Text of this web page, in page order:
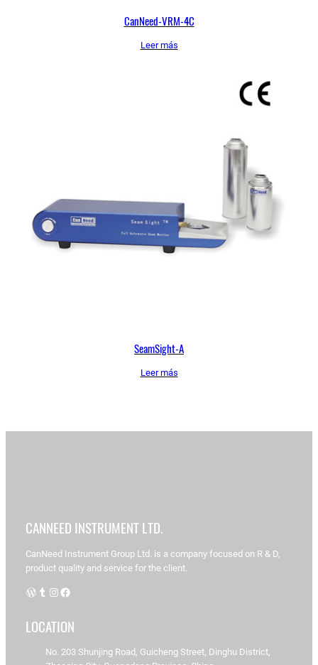
CanNeed-VRM-4C
Leer más
SeamSight-A
Leer más
CANNEED INSTRUMENT LTD.
CanNeed Instrument Group Ltd. is a company focused on R & D,
product quality and service for the client.
WordPress Instagram Facebook
LOCATION
No. 203 Shunjing Road, Guicheng Street, Dinghu District,